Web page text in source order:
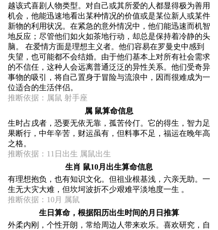
越该式喜剧人物类型。对自己或其所爱的人都显得极为善用
机会，他能迅速地看出某种情况的价值或是某位新人或某件
新物的利用状况。在紧急的意外情况中，他们能迅速而机智
地反应；尽管他们如火如茶地行动，却总是保持着冷静的头
脑。 在爱情方面是理想主义者。他们容易在罗曼史中感到
失望，也可能都不会结婚。由于他们基本上对所有社会需求
的不信任，这种人会远离普通泛泛的异性关系。他们受奇异
事物的吸引，将自己置身于冒险与流浪中，因而很难成为一
位适合的生活伴侣。
推断依据：属鼠 射手座
属 鼠算命信息
生时占戌者，恐要无依无靠，孤苦伶仃。它的得生，智力足
果断行，中年辛苦，财运虽有，但料事不足，福运在晚年高
之格。
推断依据：11日出生 属鼠出生
生肖 鼠10月出生算命信息
有理想抱负，也有知识文化。但祖业根基浅，六亲无助。一
生无大灾大难，但坎坷波折不少艰难平淡地度一生 。
推断依据：10月 属鼠
生日算命，根据阳历出生时间的月日推算
外柔内刚，个性开朗，常给周边人带来欢乐。喜欢研究，自